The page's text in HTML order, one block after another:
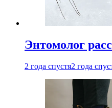
Энтомолог
2 года спустя2 года